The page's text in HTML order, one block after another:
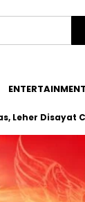
ENTERTAINMENT
Disayat Cutter